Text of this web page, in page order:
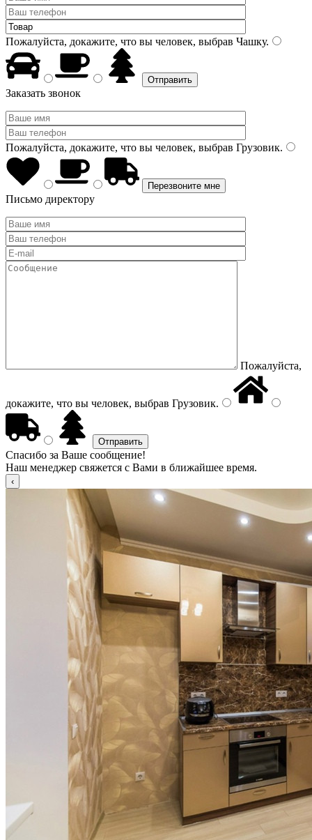
Пожалуйста, докажите, что вы человек, выбрав Чашку.
Заказать звонок
Пожалуйста, докажите, что вы человек, выбрав Грузовик.
Письмо директору
Пожалуйста,
докажите, что вы человек, выбрав Грузовик.
Спасибо за Ваше сообщение!
Наш менеджер свяжется с Вами в ближайшее время.